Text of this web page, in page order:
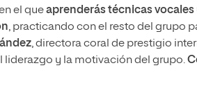
el queaprenderás técnicas
, practicando con el resto del grupo
, directora coral de prestigio
liderazgo y la motivación del grupo.